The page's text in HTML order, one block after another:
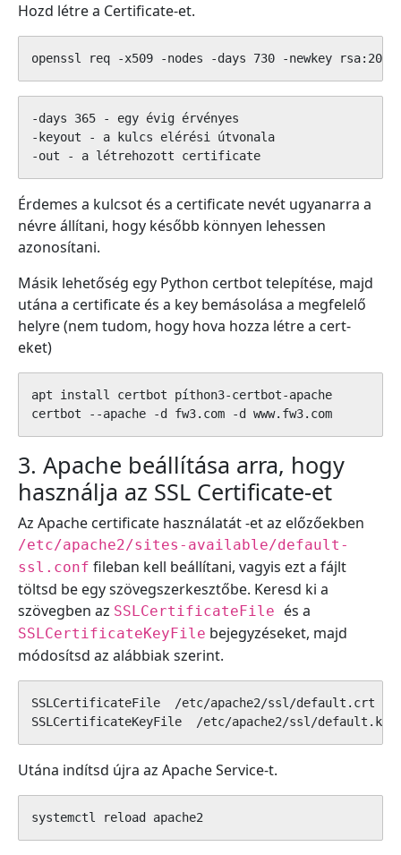
Hozd létre a Certificate-et.
openssl req -x509 -nodes -days 730 -newkey
-days 365 - egy évig érvényes
-keyout - a kulcs elérési útvonala
-out - a létrehozott certificate
Érdemes a kulcsot és a certificate nevét ugyanarra a
névre állítani, hogy később könnyen lehessen
azonosítani.
Másik lehetőség egy Python certbot telepítése, majd
utána a certificate és a key bemásolása a megfelelő
helyre (nem tudom, hogy hova hozza létre a cert-
eket)
apt install certbot píthon3-certbot-apache
certbot --apache -d fw3.com -d www.fw3.com
3. Apache beállítása arra, hogy
használja az SSL Certificate-et
Az Apache certificate használatát -et az előzőekben
/etc/apache2/sites-available/default-
ssl.conf fileban kell beállítani, vagyis ezt a fájlt
töltsd be egy szövegszerkesztőbe. Keresd ki a
szövegben az SSLCertificateFile és a
SSLCertificateKeyFile bejegyzéseket, majd
módosítsd az alábbiak szerint.
SSLCertificateFile  /etc/apache2/ssl/default.crt
SSLCertificateKeyFile  /etc/apache2/ssl/default.key
Utána indítsd újra az Apache Service-t.
systemctl reload apache2